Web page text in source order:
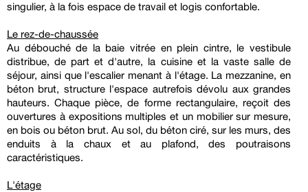
singulier, à la fois espace de travail et logis confortable.
Le rez-de-chaussée
Au débouché de la baie vitrée en plein cintre, le vestibule
distribue, de part et d'autre, la cuisine et la vaste salle de
séjour, ainsi que l'escalier menant à l'étage. La mezzanine, en
béton brut, structure l'espace autrefois dévolu aux grandes
hauteurs. Chaque pièce, de forme rectangulaire, reçoit des
ouvertures à expositions multiples et un mobilier sur mesure,
en bois ou béton brut. Au sol, du béton ciré, sur les murs, des
enduits à la chaux et au plafond, des poutraisons
caractéristiques.
L'étage